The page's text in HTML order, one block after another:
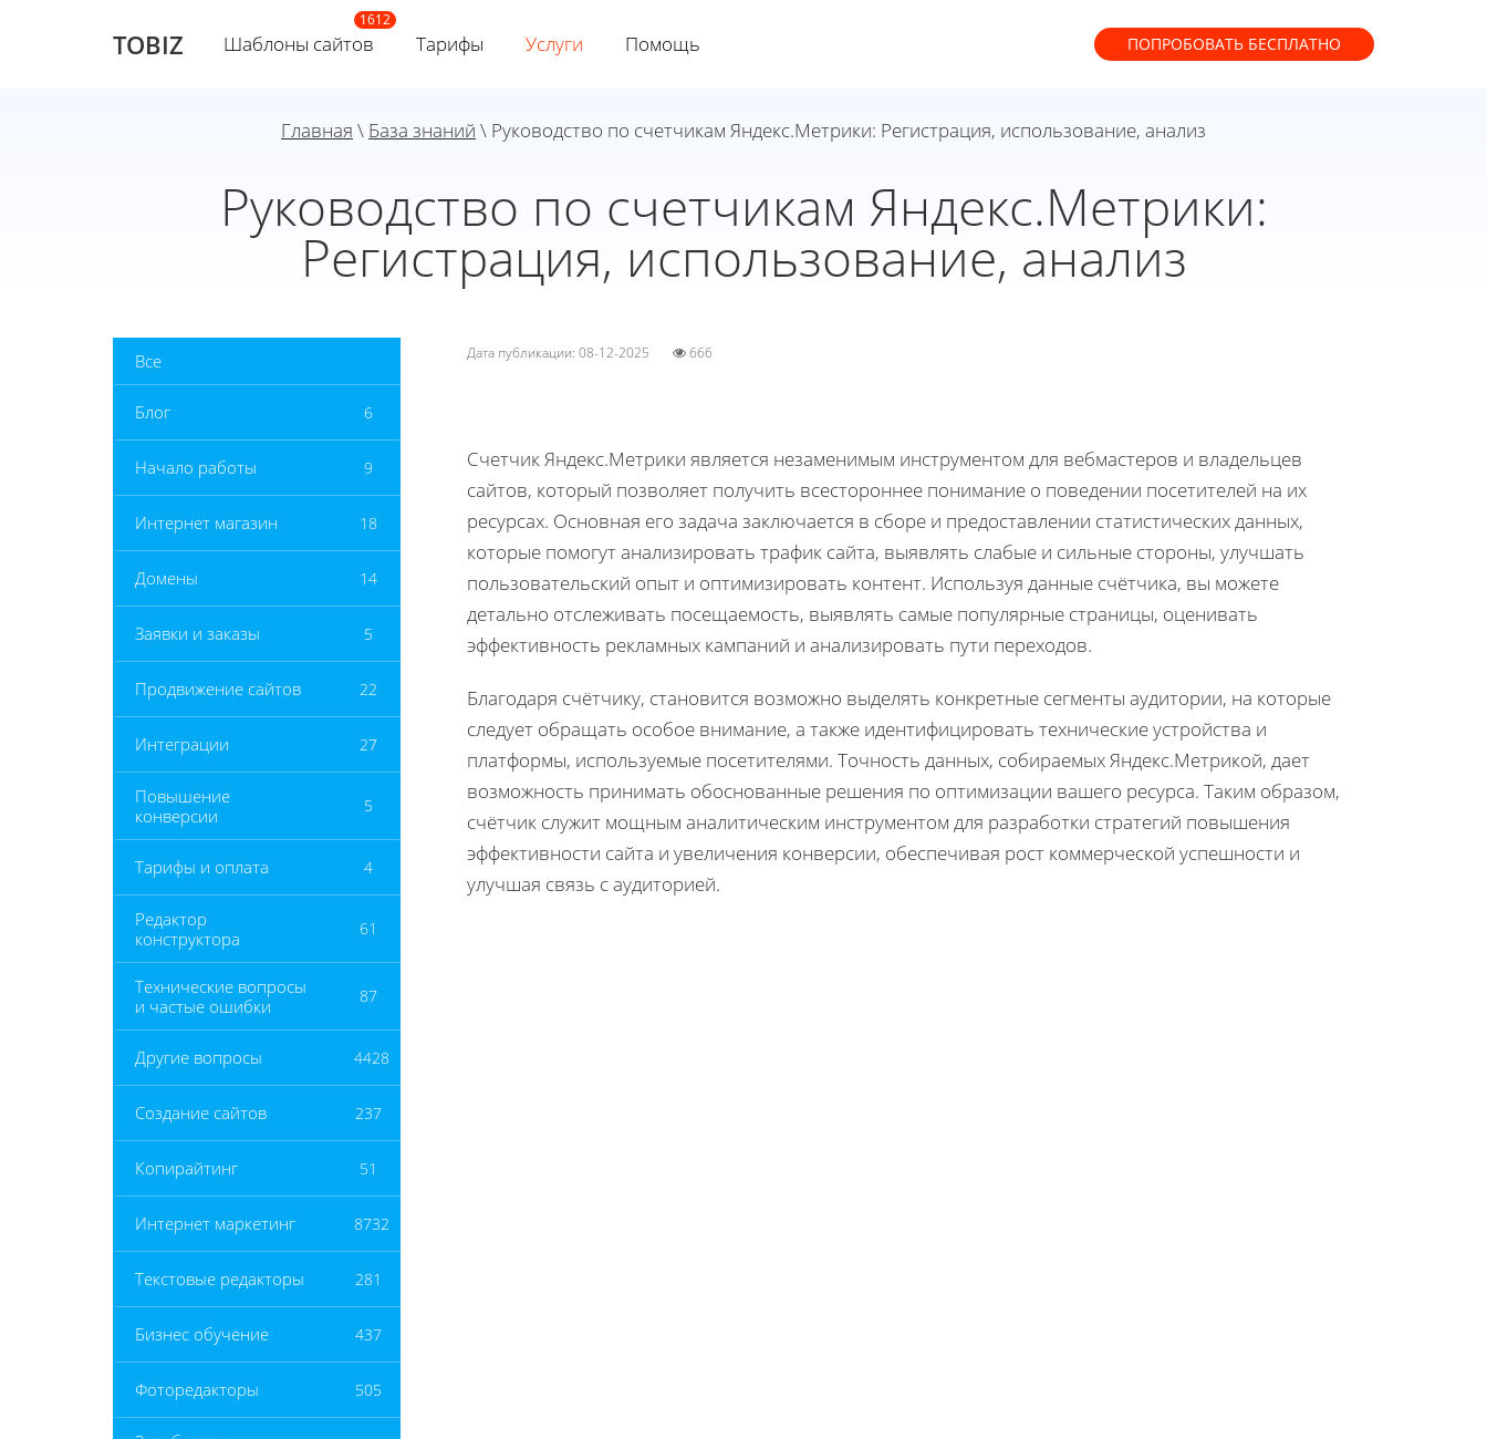
TOBIZ Шаблоны сайтов Тарифы Услуги Помощь ПОПРОБОВАТЬ БЕСПЛАТНО
Главная \ База знаний \ Руководство по счетчикам Яндекс.Метрики: Регистрация, использование, анализ
Руководство по счетчикам Яндекс.Метрики:
Регистрация, использование, анализ
Все
Блог 6
Начало работы 9
Интернет магазин 18
Домены 14
Заявки и заказы 5
Продвижение сайтов 22
Интеграции 27
Повышение
конверсии
5
Тарифы и оплата 4
Редактор
конструктора
61
Технические вопросы
и частые ошибки
87
Другие вопросы 4428
Создание сайтов 237
Копирайтинг 51
Интернет маркетинг 8732
Текстовые редакторы 281
Бизнес обучение 437
Фоторедакторы 505
Дата публикации: 08-12-2025 666
Счетчик Яндекс.Метрики является незаменимым инструментом для вебмастеров и владельцев
сайтов, который позволяет получить всестороннее понимание о поведении посетителей на их
ресурсах. Основная его задача заключается в сборе и предоставлении статистических данных,
которые помогут анализировать трафик сайта, выявлять слабые и сильные стороны, улучшать
пользовательский опыт и оптимизировать контент. Используя данные счётчика, вы можете
детально отслеживать посещаемость, выявлять самые популярные страницы, оценивать
эффективность рекламных кампаний и анализировать пути переходов.
Благодаря счётчику, становится возможно выделять конкретные сегменты аудитории, на которые
следует обращать особое внимание, а также идентифицировать технические устройства и
платформы, используемые посетителями. Точность данных, собираемых Яндекс.Метрикой, дает
возможность принимать обоснованные решения по оптимизации вашего ресурса. Таким образом,
счётчик служит мощным аналитическим инструментом для разработки стратегий повышения
эффективности сайта и увеличения конверсии, обеспечивая рост коммерческой успешности и
улучшая связь с аудиторией.